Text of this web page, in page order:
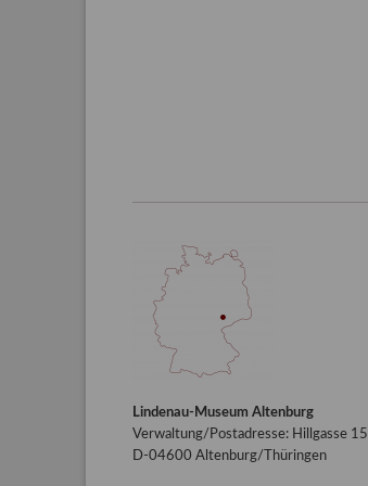
Lindenau-Museum Altenburg
Verwaltung/Postadresse: Hillgasse 15
D-04600 Altenburg/Thüringen